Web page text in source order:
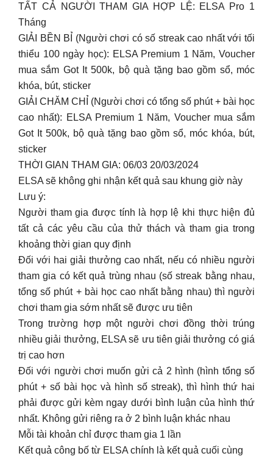
TẤT CẢ NGƯỜI THAM GIA HỢP LỆ: ELSA Pro 1
Tháng
GIẢI BỀN BỈ (Người chơi có số streak cao nhất với tối
thiểu 100 ngày học): ELSA Premium 1 Năm, Voucher
mua sắm Got It 500k, bộ quà tặng bao gồm sổ, móc
khóa, bút, sticker
GIẢI CHĂM CHỈ (Người chơi có tổng số phút + bài học
cao nhất): ELSA Premium 1 Năm, Voucher mua sắm
Got It 500k, bộ quà tặng bao gồm sổ, móc khóa, bút,
sticker
THỜI GIAN THAM GIA: 06/03 20/03/2024
ELSA sẽ không ghi nhận kết quả sau khung giờ này
Lưu ý:
Người tham gia được tính là hợp lệ khi thực hiện đủ
tất cả các yêu cầu của thử thách và tham gia trong
khoảng thời gian quy định
Đối với hai giải thưởng cao nhất, nếu có nhiều người
tham gia có kết quả trùng nhau (số streak bằng nhau,
tổng số phút + bài học cao nhất bằng nhau) thì người
chơi tham gia sớm nhất sẽ được ưu tiên
Trong trường hợp một người chơi đồng thời trúng
nhiều giải thưởng, ELSA sẽ ưu tiên giải thưởng có giá
trị cao hơn
Đối với người chơi muốn gửi cả 2 hình (hình tổng số
phút + số bài học và hình số streak), thì hình thứ hai
phải được gửi kèm ngay dưới bình luận của hình thứ
nhất. Không gửi riêng ra ở 2 bình luận khác nhau
Mỗi tài khoản chỉ được tham gia 1 lần
Kết quả công bố từ ELSA chính là kết quả cuối cùng